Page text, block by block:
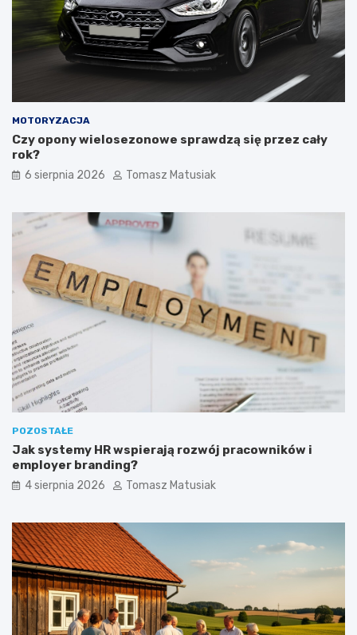
a
e
t
y
w
r
o
e
?
–
t
o
k
i
?
MOTORYZACJA
Czy opony wielosezonowe sprawdzą się przez cały
rok?
6 sierpnia 2026 Tomasz Matusiak
POZOSTAŁE
Jak systemy HR wspierają rozwój pracowników i
employer branding?
4 sierpnia 2026 Tomasz Matusiak